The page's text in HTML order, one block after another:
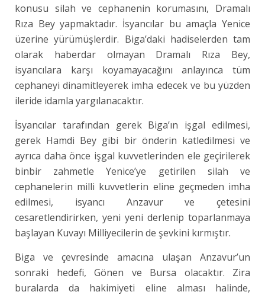
konusu silah ve cephanenin korumasını, Dramalı
Rıza Bey yapmaktadır. İsyancılar bu amaçla Yenice
üzerine yürümüşlerdir. Biga’daki hadiselerden tam
olarak haberdar olmayan Dramalı Rıza Bey,
isyancılara karşı koyamayacağını anlayınca tüm
cephaneyi dinamitleyerek imha edecek ve bu yüzden
ileride idamla yargılanacaktır.
İsyancılar tarafından gerek Biga’ın işgal edilmesi,
gerek Hamdi Bey gibi bir önderin katledilmesi ve
ayrıca daha önce işgal kuvvetlerinden ele geçirilerek
binbir zahmetle Yenice’ye getirilen silah ve
cephanelerin milli kuvvetlerin eline geçmeden imha
edilmesi, isyancı Anzavur ve çetesini
cesaretlendirirken, yeni yeni derlenip toparlanmaya
başlayan Kuvayı Milliyecilerin de şevkini kırmıştır.
Biga ve çevresinde amacına ulaşan Anzavur’un
sonraki hedefi, Gönen ve Bursa olacaktır. Zira
buralarda da hakimiyeti eline alması halinde,